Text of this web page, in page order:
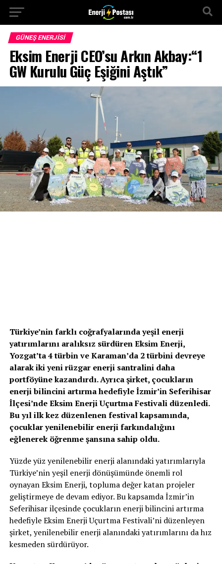
GÜNEŞ ENERJISI
Eksim Enerji CEO’su Arkın Akbay:“1
GW Kurulu Güç Eşiğini Aştık”
Türkiye’nin farklı coğrafyalarında yeşil enerji
yatırımlarını aralıksız sürdüren Eksim Enerji,
Yozgat’ta 4 türbin ve Karaman’da 2 türbini devreye
alarak iki yeni rüzgar enerji santralini daha
portföyüne kazandırdı. Ayrıca şirket, çocukların
enerji bilincini artırma hedefiyle İzmir’in Seferihisar
İlçesi’nde Eksim Enerji Uçurtma Festivali düzenledi.
Bu yıl ilk kez düzenlenen festival kapsamında,
çocuklar yenilenebilir enerji farkındalığını
eğlenerek öğrenme şansına sahip oldu.
Yüzde yüz yenilenebilir enerji alanındaki yatırımlarıyla
Türkiye’nin yeşil enerji dönüşümünde önemli rol
oynayan Eksim Enerji, topluma değer katan projeler
geliştirmeye de devam ediyor. Bu kapsamda İzmir’in
Seferihisar ilçesinde çocukların enerji bilincini artırma
hedefiyle Eksim Enerji Uçurtma Festivali’ni düzenleyen
şirket, yenilenebilir enerji alanındaki yatırımlarını da hız
kesmeden sürdürüyor.